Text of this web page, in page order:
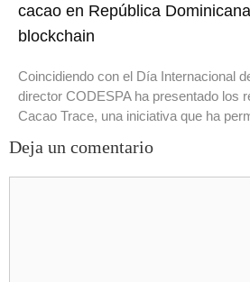
cacao en República
blockchain
Coincidiendo con el Día Internacional
director CODESPA ha presentado los
Cacao Trace, una iniciativa que ha
Deja un comentario